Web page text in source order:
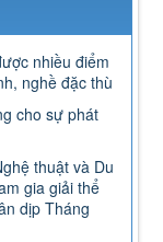
nhiều điểm
nghề đặc thù
cho sự phát
thuật và Du
gia giải thể
dịp Tháng